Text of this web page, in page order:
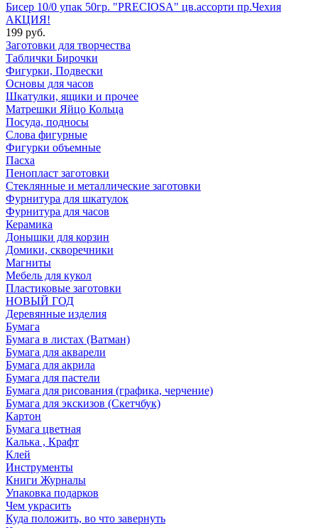
Бисер 10/0 упак 50гр. "PRECIOSA" цв.ассорти пр.Чехия
АКЦИЯ!
199 руб.
Заготовки для творчества
Таблички Бирочки
Фигурки, Подвески
Основы для часов
Шкатулки, ящики и прочее
Матрешки Яйцо Кольца
Посуда, подносы
Слова фигурные
Фигурки объемные
Пасха
Пенопласт заготовки
Стеклянные и металлические заготовки
Фурнитура для шкатулок
Фурнитура для часов
Керамика
Донышки для корзин
Домики, скворечники
Магниты
Мебель для кукол
Пластиковые заготовки
НОВЫЙ ГОД
Деревянные изделия
Бумага
Бумага в листах (Ватман)
Бумага для акварели
Бумага для акрила
Бумага для пастели
Бумага для рисования (графика, черчение)
Бумага для экскизов (Скетчбук)
Картон
Бумага цветная
Калька , Крафт
Клей
Инструменты
Книги Журналы
Упаковка подарков
Чем украсить
Куда положить, во что завернуть